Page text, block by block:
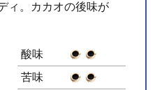
。
苦味
れた風味が特徴。
苦味
苦味
ィが特徴。
苦味
ィ。カカオの後味が
酸味
苦味